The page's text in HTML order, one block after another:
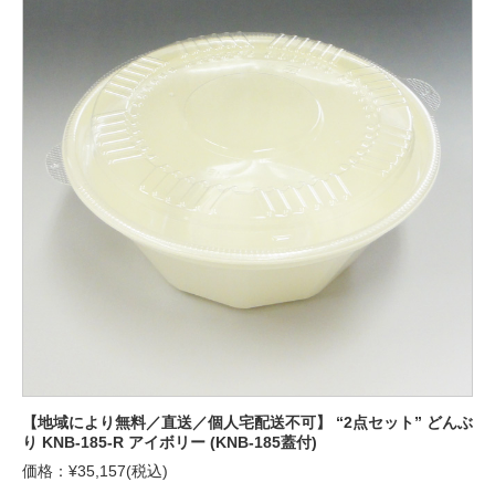
【地域により無料／直送／個人宅配送不可】 “2点セット” どんぶ
り KNB-185-R アイボリー (KNB-185蓋付)
価格：¥35,157(税込)